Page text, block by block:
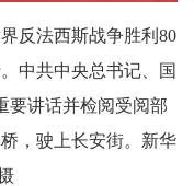
反法西斯战争胜利80
中共中央总书记、国
要讲话并检阅受阅部
，驶上长安街。新华